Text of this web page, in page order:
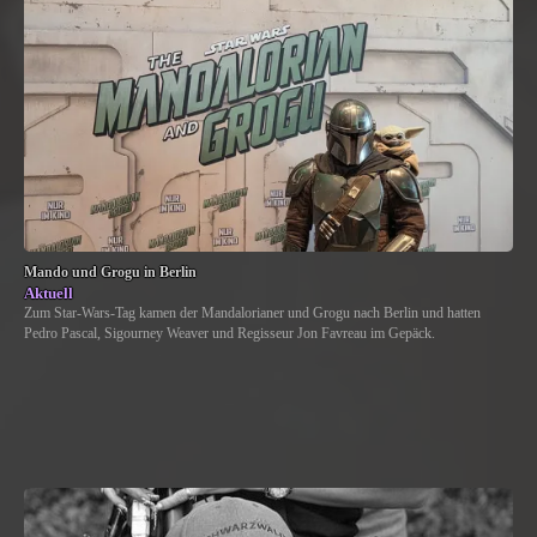
Mando und Grogu in Berlin
Aktuell
Zum Star-Wars-Tag kamen der Mandalorianer und Grogu nach Berlin und hatten
Pedro Pascal, Sigourney Weaver und Regisseur Jon Favreau im Gepäck.